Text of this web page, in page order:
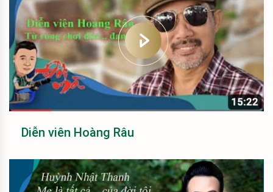
Diễn viên Hoàng Râu